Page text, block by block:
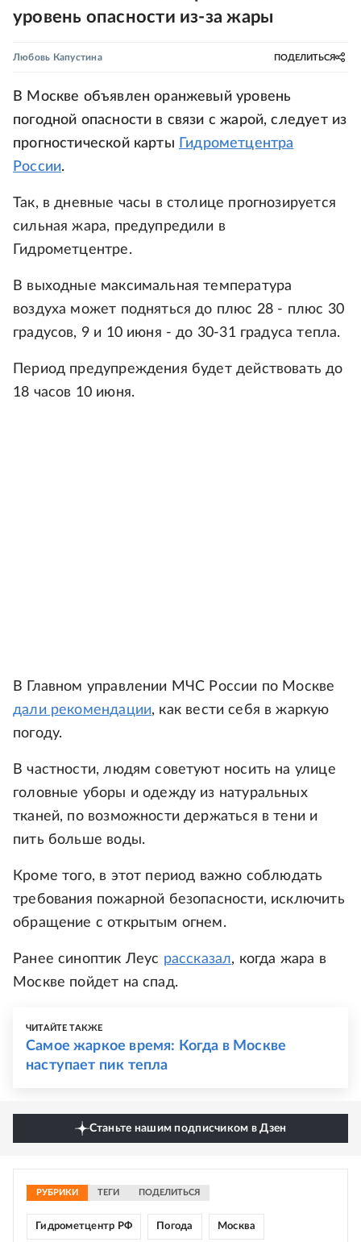
уровень опасности из-за жары
Любовь Капустина ПОДЕЛИТЬСЯ
В Москве объявлен оранжевый уровень
погодной опасности в связи с жарой, следует из
прогностической карты Гидрометцентра
России.
Так, в дневные часы в столице прогнозируется
сильная жара, предупредили в
Гидрометцентре.
В выходные максимальная температура
воздуха может подняться до плюс 28 - плюс 30
градусов, 9 и 10 июня - до 30-31 градуса тепла.
Период предупреждения будет действовать до
18 часов 10 июня.
В Главном управлении МЧС России по Москве
дали рекомендации, как вести себя в жаркую
погоду.
В частности, людям советуют носить на улице
головные уборы и одежду из натуральных
тканей, по возможности держаться в тени и
пить больше воды.
Кроме того, в этот период важно соблюдать
требования пожарной безопасности, исключить
обращение с открытым огнем.
Ранее синоптик Леус рассказал, когда жара в
Москве пойдет на спад.
ЧИТАЙТЕ ТАКЖЕ
Самое жаркое время: Когда в Москве
наступает пик тепла
Станьте нашим подписчиком в Дзен
РУБРИКИ ТЕГИ ПОДЕЛИТЬСЯ
Гидрометцентр РФ Погода Москва